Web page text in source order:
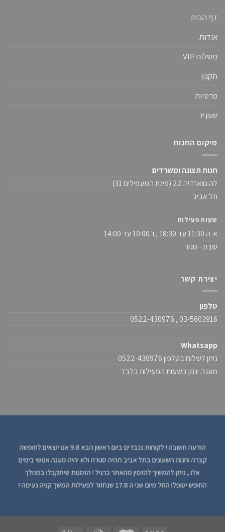
דף הבית
אודות
משלוח VIP
תקנון
פרטיות
שעון יד
מיקום החנות
חנות תצוגה ומשרדים
לה גווארדיה 22 (פינת המעפילים 31)
תל אביב
שעות פעילות
א-ה 11:30 עד 18:30 , ו' 10:00 עד 14:00
שבת - סגור
יצירת קשר
טלפון
03-5603916 , 0522-430976
Whatsapp
ניתן לשלוח בטלפון 0522-430976
מענה ינתן בשעות הפעילות בלבד
הודעה חשובה ! לקוחות נכבדים ביום ראשון הבא 9.8 אנו יוצאים לחופשה
קצרה וחנות השעונים בתל אביב תהיה סגורה ולא יהיה מענה אנושי בימים
אלו , ניתן להמשיך להזמין מהאתר כרגיל ! הזמנות שיתקבלו במהלך
החופש יטופלו החל מיום שני ה 17.8 שנחזור לפעילות המשך קניה נעימה !